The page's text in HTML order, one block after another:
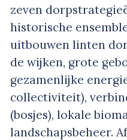
zeven
historische
uitbouwen linten
de wijken, grote
gezamenlijke
collectiviteit),
(bosjes), lokale
landschapsbeheer.